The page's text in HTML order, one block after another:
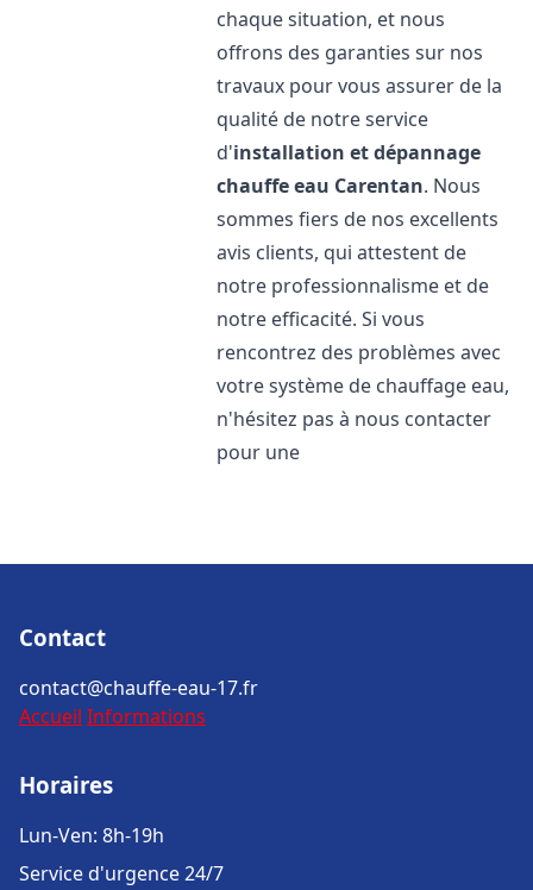
chaque situation, et nous
offrons des garanties sur nos
travaux pour vous assurer de la
qualité de notre service
d'installation et dépannage
chauffe eau Carentan. Nous
sommes fiers de nos excellents
avis clients, qui attestent de
notre professionnalisme et de
notre efficacité. Si vous
rencontrez des problèmes avec
votre système de chauffage eau,
n'hésitez pas à nous contacter
pour une
Contact
contact@chauffe-eau-17.fr
Accueil Informations
Horaires
Lun-Ven: 8h-19h
Service d'urgence 24/7